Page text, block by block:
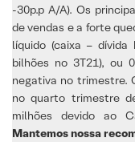
-30p.p A/A). Os
de vendas e a forte
líquido (caixa –
bilhões no 3T21), ou
negativa no trimestre.
no quarto trimestre
milhões devido ao
Mantemos nossa